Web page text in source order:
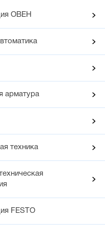
ОВЕН
арматура
техника
FESTO